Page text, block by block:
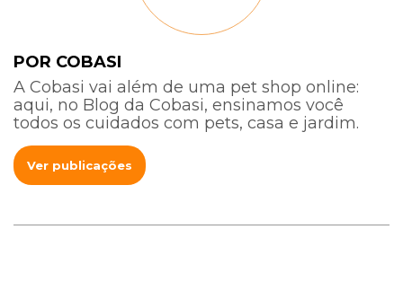
POR COBASI
A Cobasi vai além de uma pet shop online:
aqui, no Blog da Cobasi, ensinamos você
todos os cuidados com pets, casa e jardim.
Ver publicações